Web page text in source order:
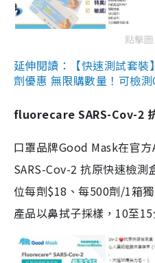
點擊
延伸閱讀：【快速測試套
劑優惠 無限購數量！可檢
fluorecare SARS-Cov-2
口罩品牌Good Mask在官
SARS-Cov-2 抗原快速檢
位每劑$18、每500劑/1箱
產品以鼻拭子採樣，10至15